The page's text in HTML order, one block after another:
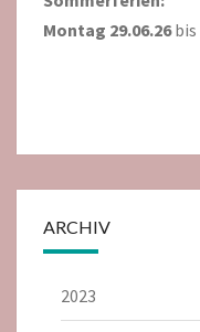
Montag 29.06.26bis
ARCHIV
2023